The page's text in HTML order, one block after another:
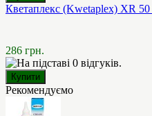
Кветаплекс (Kwetaplex) XR 50
286 грн.
Рекомендуємо